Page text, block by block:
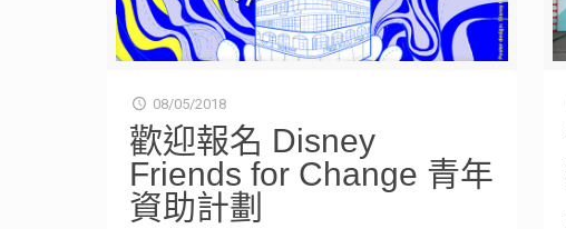
08/05/2018
歡迎報名 Disney
Friends for Change 青年
資助計劃